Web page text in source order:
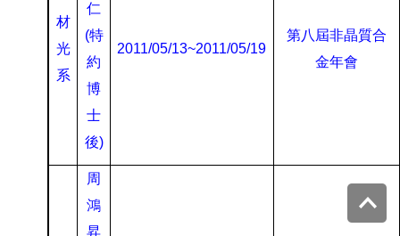
材
光
系
仁
(特
約
博
士
後)
2011/05/13~2011/05/19
第八屆非晶質合
金年會
周
鴻
昇